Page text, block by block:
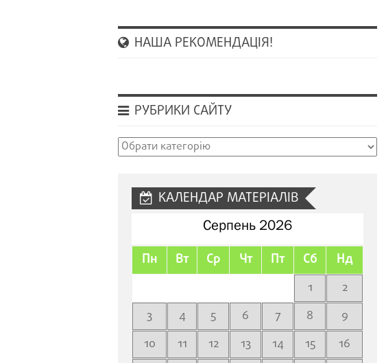
НАША РЕКОМЕНДАЦІЯ!
РУБРИКИ САЙТУ
Рубрики
КАЛЕНДАР МАТЕРІАЛІВ
Серпень 2026
Пн Вт Ср Чт Пт Сб Нд
1
2
3
4 5 6 7 8
9
10
11 12 13 14 15
16